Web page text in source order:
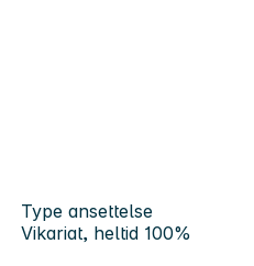
Type ansettelse
Vikariat, heltid 100%